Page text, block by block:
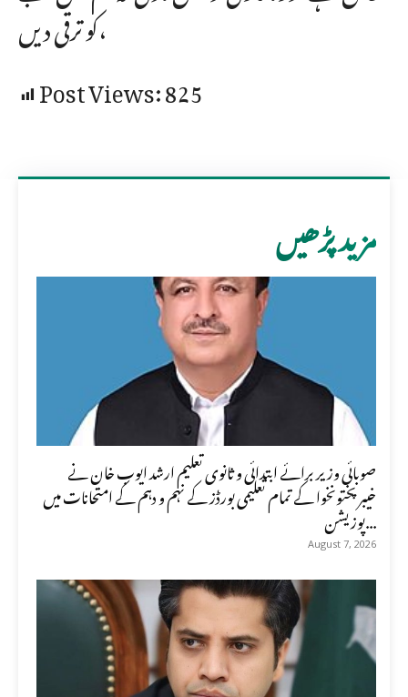
کو ترقی دیں،
Post Views:825
مزید پڑھیں
صوبائی وزیر برائے ابتدائی و ثانوی تعلیم ارشد ایوب خان نے
خیبرپختونخوا کے تمام تعلیمی بورڈز کے نہم و دہم کے امتحانات میں
پوزیشن...
August 7, 2026